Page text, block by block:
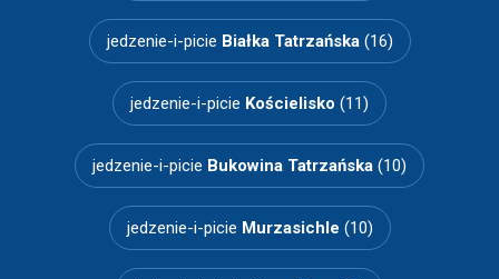
jedzenie-i-picie Białka Tatrzańska(16)
jedzenie-i-picie Kościelisko (11)
jedzenie-i-picie Bukowina Tatrzańska (10)
jedzenie-i-picie Murzasichle (10)